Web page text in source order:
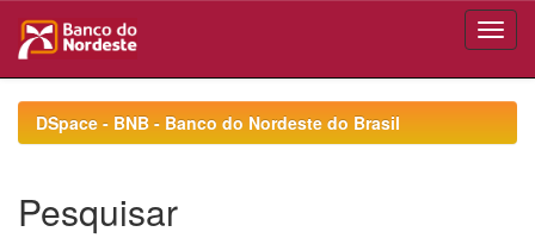
navigationDSpace - BNB - Banco do Nordeste do Brasil
Pesquisar